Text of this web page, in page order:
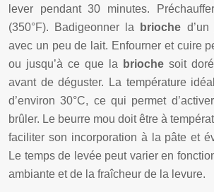
lever pendant 30 minutes.
(350°F). Badigeonner la
brioche
avec un peu de lait. Enfourner et cuire
ou jusqu’à ce que la
brioche soit
avant de déguster. La température
d’environ 30°C, ce qui permet
brûler. Le beurre mou doit être à
faciliter son incorporation à la pâte et
Le temps de levée peut varier en
ambiante et de la fraîcheur de la levure.